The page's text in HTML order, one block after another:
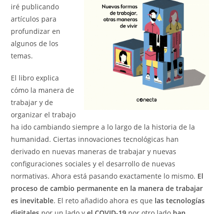
iré publicando
artículos para
profundizar en
algunos de los
temas.
El libro explica
cómo la manera de
trabajar y de
organizar el trabajo
ha ido cambiando siempre a lo largo de la historia de la
humanidad. Ciertas innovaciones tecnológicas han
derivado en nuevas maneras de trabajar y nuevas
configuraciones sociales y el desarrollo de nuevas
normativas. Ahora está pasando exactamente lo mismo. El
proceso de cambio permanente en la manera de trabajar
es inevitable. El reto añadido ahora es que las tecnologías